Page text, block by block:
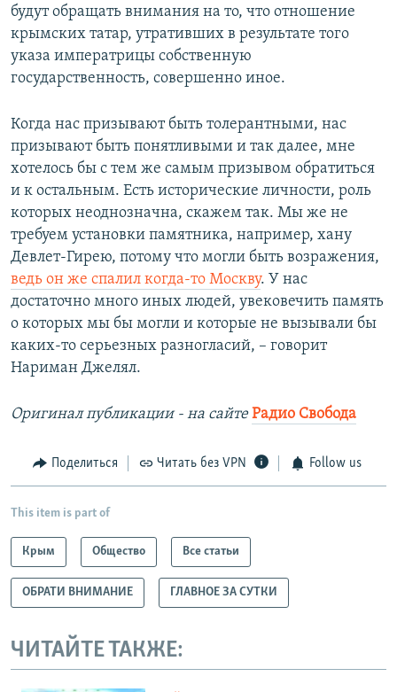
будут обращать внимания на то, что отношение
крымских татар, утративших в результате того
указа императрицы собственную
государственность, совершенно иное.
Когда нас призывают быть толерантными, нас
призывают быть понятливыми и так далее, мне
хотелось бы с тем же самым призывом обратиться
и к остальным. Есть исторические личности, роль
которых неоднозначна, скажем так. Мы же не
требуем установки памятника, например, хану
Девлет-Гирею, потому что могли быть возражения,
ведь он же спалил когда-то Москву. У нас
достаточно много иных людей, увековечить память
о которых мы бы могли и которые не вызывали бы
каких-то серьезных разногласий, – говорит
Нариман Джелял.
Оригинал публикации - на сайте Радио Свобода
Поделиться Читать без VPN Follow us
This item is part of
Крым Общество Все статьи
ОБРАТИ ВНИМАНИЕ ГЛАВНОЕ ЗА СУТКИ
ЧИТАЙТЕ ТАКЖЕ: